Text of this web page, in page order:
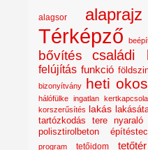
alagsor alaprajz
Térképző
bővítés családi
felújítás funkció
bizonyítvány heti
hálófülke ingatlan
korszerűsítés lakás
tartózkodás tere
nyaraló
polisztirolbeton
program
tetőidom tetőtér